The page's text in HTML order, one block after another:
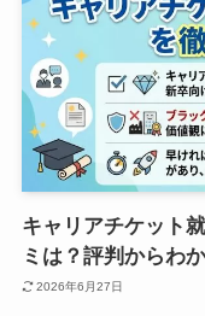
キャリアチケット
ミは？評判からわ
2026年6月27日